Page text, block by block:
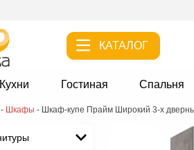
КАТАЛОГ
Кухни Гостиная Спальня
- Шкафы - Шкаф-купе Прайм Широкий 3-х